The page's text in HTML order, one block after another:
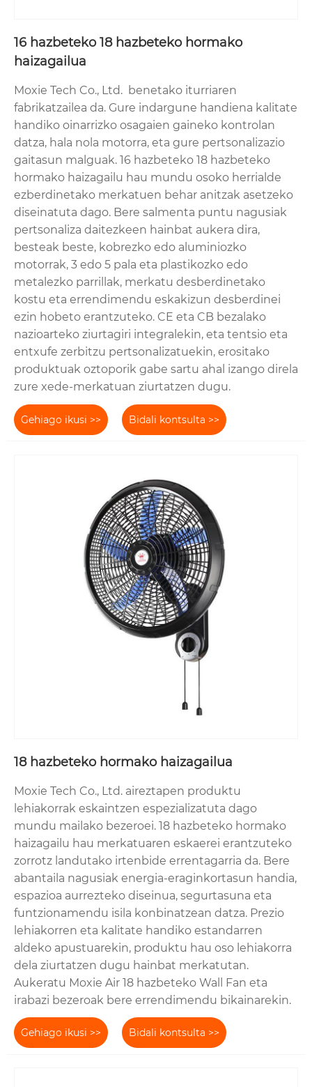
16 hazbeteko 18 hazbeteko hormako
haizagailua
Moxie Tech Co., Ltd. benetako iturriaren
fabrikatzailea da. Gure indargune handiena kalitate
handiko oinarrizko osagaien gaineko kontrolan
datza, hala nola motorra, eta gure pertsonalizazio
gaitasun malguak. 16 hazbeteko 18 hazbeteko
hormako haizagailu hau mundu osoko herrialde
ezberdinetako merkatuen behar anitzak asetzeko
diseinatuta dago. Bere salmenta puntu nagusiak
pertsonaliza daitezkeen hainbat aukera dira,
besteak beste, kobrezko edo aluminiozko
motorrak, 3 edo 5 pala eta plastikozko edo
metalezko parrillak, merkatu desberdinetako
kostu eta errendimendu eskakizun desberdinei
ezin hobeto erantzuteko. CE eta CB bezalako
nazioarteko ziurtagiri integralekin, eta tentsio eta
entxufe zerbitzu pertsonalizatuekin, erositako
produktuak oztoporik gabe sartu ahal izango direla
zure xede-merkatuan ziurtatzen dugu.
Gehiago ikusi >> Bidali kontsulta >>
18 hazbeteko hormako haizagailua
Moxie Tech Co., Ltd. aireztapen produktu
lehiakorrak eskaintzen espezializatuta dago
mundu mailako bezeroei. 18 hazbeteko hormako
haizagailu hau merkatuaren eskaerei erantzuteko
zorrotz landutako irtenbide errentagarria da. Bere
abantaila nagusiak energia-eraginkortasun handia,
espazioa aurrezteko diseinua, segurtasuna eta
funtzionamendu isila konbinatzean datza. Prezio
lehiakorren eta kalitate handiko estandarren
aldeko apustuarekin, produktu hau oso lehiakorra
dela ziurtatzen dugu hainbat merkatutan.
Aukeratu Moxie Air 18 hazbeteko Wall Fan eta
irabazi bezeroak bere errendimendu bikainarekin.
Gehiago ikusi >> Bidali kontsulta >>